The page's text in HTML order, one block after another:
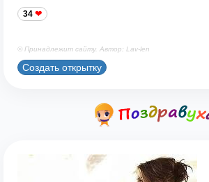
34
© Принадлежит сайту. Автор: Lav-len
Создать открытку